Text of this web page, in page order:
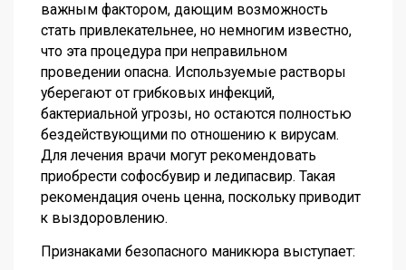
важным фактором, дающим возможность
стать привлекательнее, но немногим известно,
что эта процедура при неправильном
проведении опасна. Используемые растворы
уберегают от грибковых инфекций,
бактериальной угрозы, но остаются полностью
бездействующими по отношению к вирусам.
Для лечения врачи могут рекомендовать
приобрести софосбувир и ледипасвир. Такая
рекомендация очень ценна, поскольку приводит
к выздоровлению.
Признаками безопасного маникюра выступает: